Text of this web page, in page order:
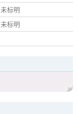
未标明
未标明